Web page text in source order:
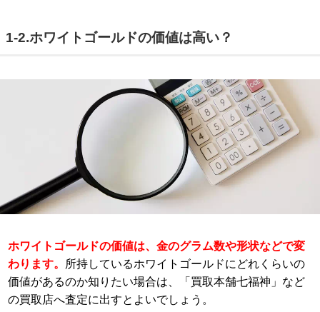
1-2.ホワイトゴールドの価値は高い？
ホワイトゴールドの価値は、金のグラム数や形状などで変
わります。
所持しているホワイトゴールドにどれくらいの
価値があるのか知りたい場合は、「買取本舗七福神」など
の買取店へ査定に出すとよいでしょう。